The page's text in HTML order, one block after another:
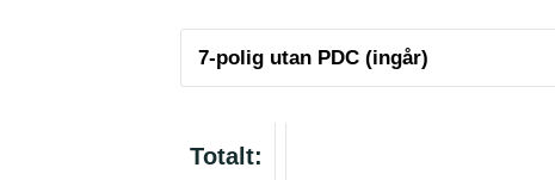
Totalt: